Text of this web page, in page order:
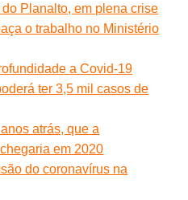
Planalto, em plena crise
o trabalho no Ministério
a Covid-19
ter 3,5 mil casos de
atrás, que a
em 2020
do coronavírus na